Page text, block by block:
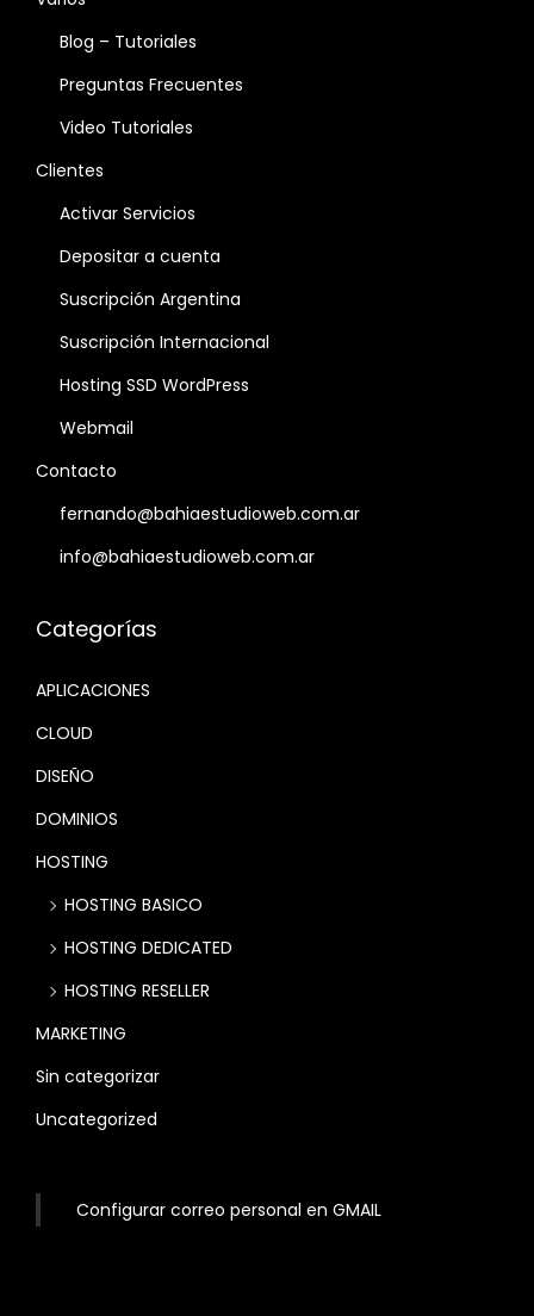
Blog – Tutoriales
Preguntas Frecuentes
Video Tutoriales
Clientes
Activar Servicios
Depositar a cuenta
Suscripción Argentina
Suscripción Internacional
Hosting SSD WordPress
Webmail
Contacto
fernando@bahiaestudioweb.com.ar
info@bahiaestudioweb.com.ar
Categorías
APLICACIONES
CLOUD
DISEÑO
DOMINIOS
HOSTING
HOSTING BASICO
HOSTING DEDICATED
HOSTING RESELLER
MARKETING
Sin categorizar
Uncategorized
Configurar correo personal en GMAIL